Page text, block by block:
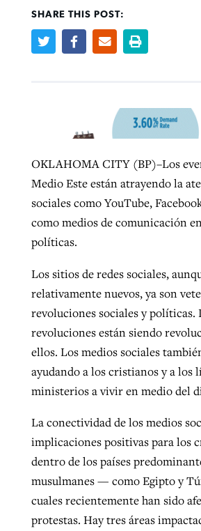
SHARE THIS POST:
OKLAHOMA CITY (BP)–Los
Medio Este están atrayendo la
sociales como YouTube,
como medios de comunicación
políticas.
Los sitios de redes sociales,
relativamente nuevos, ya son
revoluciones sociales y políticas.
revoluciones están siendo
ellos. Los medios sociales
ayudando a los cristianos y a los
ministerios a vivir en medio del
La conectividad de los medios
implicaciones positivas para los
dentro de los países
musulmanes — como Egipto y
cuales recientemente han sido
protestas. Hay tres áreas
Northwest wildfires
, postedAugust 6, 2026
READ MORE
GuideStone warns
growing ‘Phantom
READ MORE
READ MORE
Post-COVID Perspective:
catalyzes churches to cast
ByTobin Perry, postedApril 11, 2023
READ MORE
Robertson-backed film
READ MORE
Nolan’s ‘The Odyssey’
ByScott Barkley, postedJuly 31, 2026
READ MORE
growing ‘Phantom
Jewish foundation
first religious charter
By Diana Chandler , posted August 6, 2026
READ MORE